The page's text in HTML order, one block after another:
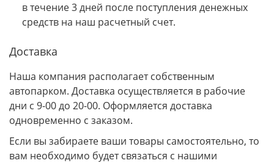
в течение 3 дней после поступления денежных
средств на наш расчетный счет.
Доставка
Наша компания располагает собственным
автопарком. Доставка осуществляется в рабочие
дни с 9-00 до 20-00. Оформляется доставка
одновременно с заказом.
Если вы забираете ваши товары самостоятельно, то
вам необходимо будет связаться с нашими